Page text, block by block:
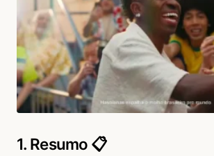
1. Resumo 📋